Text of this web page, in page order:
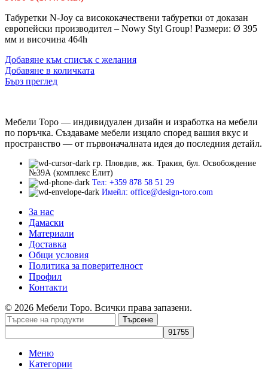
Табуретки N-Joy са висококачествени табуретки от доказан
европейски производител – Nowy Styl Group! Размери: Ø 395
мм и височина 464h
Добавяне към списък с желания
Добавяне в количката
Бърз преглед
Мебели Торо — индивидуален дизайн и изработка на мебели
по поръчка. Създаваме мебели изцяло според вашия вкус и
пространство — от първоначалната идея до последния детайл.
гр. Пловдив, жк. Тракия, бул. Освобождение
№39А (комплекс Елит)
Тел: +359 878 58 51 29
Имейл: office@design-toro.com
За нас
Дамаски
Материали
Доставка
Общи условия
Политика за поверителност
Профил
Контакти
© 2026 Мебели Торо. Всички права запазени.
Търсене
Меню
Категории